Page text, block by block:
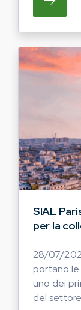
SU
SIAL
per la
28/07/
portano le
uno dei
del